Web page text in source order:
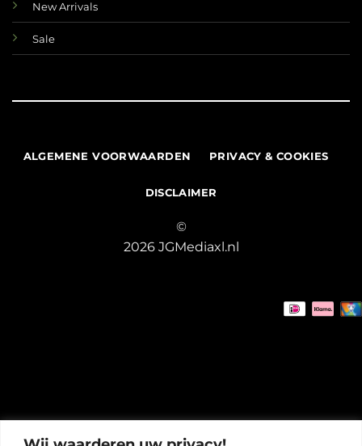
New Arrivals
Sale
ALGEMENE VOORWAARDEN PRIVACY & COOKIES
DISCLAIMER
©
2026 JGMediaxl.nl